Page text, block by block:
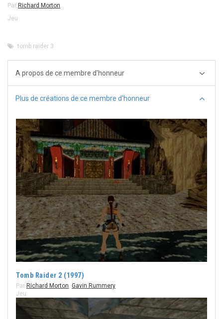
Par Richard Morton
Jeu
tomb raider 3
A propos de ce membre d'honneur
Plus de créations de ce membre d'honneur
Tomb Raider 2 (1997)
Par Richard Morton Gavin Rummery
Jeu